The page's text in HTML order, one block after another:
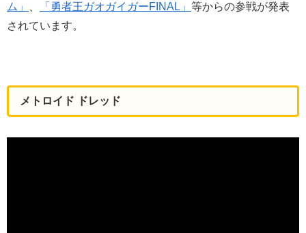
ム」
「勇者王ガオガイガーFINAL」 等からの参戦が発表
されています。
メトロイド ドレッド